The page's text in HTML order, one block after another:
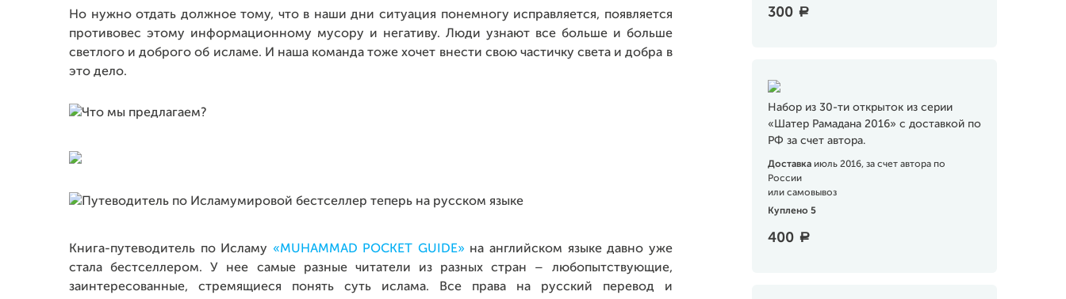
300 a
Набор из 30-ти открыток из серии
«Шатер Рамадана 2016» с доставкой по
РФ за счет автора.
Доставка июль 2016, за счет автора по
России
или самовывоз
Куплено 5
400 a
Но нужно отдать должное тому, что в наши дни ситуация понемногу исправляется, появляется
противовес этому информационному мусору и негативу. Люди узнают все больше и больше
светлого и доброго об исламе. И наша команда тоже хочет внести свою частичку света и добра в
это дело.
Книга-путеводитель по Исламу «MUHAMMAD POCKET GUIDE» на английском языке давно уже
стала бестселлером. У нее самые разные читатели из разных стран – любопытствующие,
заинтересованные, стремящиеся понять суть ислама. Все права на русский перевод и